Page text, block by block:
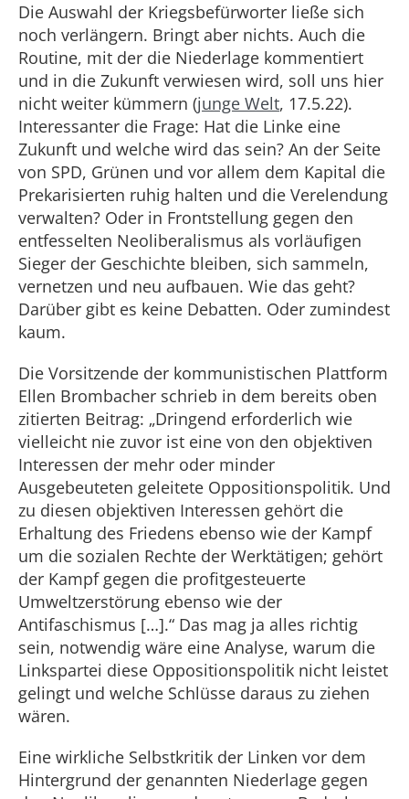
Die Auswahl der Kriegsbefürworter ließe sich
noch verlängern. Bringt aber nichts. Auch die
Routine, mit der die Niederlage kommentiert
und in die Zukunft verwiesen wird, soll uns hier
nicht weiter kümmern (junge Welt, 17.5.22).
Interessanter die Frage: Hat die Linke eine
Zukunft und welche wird das sein? An der Seite
von SPD, Grünen und vor allem dem Kapital die
Prekarisierten ruhig halten und die Verelendung
verwalten? Oder in Frontstellung gegen den
entfesselten Neoliberalismus als vorläufigen
Sieger der Geschichte bleiben, sich sammeln,
vernetzen und neu aufbauen. Wie das geht?
Darüber gibt es keine Debatten. Oder zumindest
kaum.
Die Vorsitzende der kommunistischen Plattform
Ellen Brombacher schrieb in dem bereits oben
zitierten Beitrag: „Dringend erforderlich wie
vielleicht nie zuvor ist eine von den objektiven
Interessen der mehr oder minder
Ausgebeuteten geleitete Oppositionspolitik. Und
zu diesen objektiven Interessen gehört die
Erhaltung des Friedens ebenso wie der Kampf
um die sozialen Rechte der Werktätigen; gehört
der Kampf gegen die profitgesteuerte
Umweltzerstörung ebenso wie der
Antifaschismus […].“ Das mag ja alles richtig
sein, notwendig wäre eine Analyse, warum die
Linkspartei diese Oppositionspolitik nicht leistet
gelingt und welche Schlüsse daraus zu ziehen
wären.
Eine wirkliche Selbstkritik der Linken vor dem
Hintergrund der genannten Niederlage gegen